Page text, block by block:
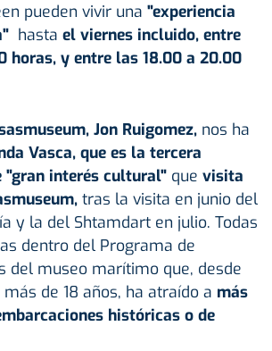
pueden vivir una "experiencia
hasta el viernes incluido, entre
horas, y entre las 18.00 a 20.00
Jon Ruigomez, nos ha
Vasca, que es la tercera
"gran interés cultural" que visita
tras la visita en junio del
y la del Shtamdart en julio. Todas
dentro del Programa de
del museo marítimo que, desde
de 18 años, ha atraído a más
históricas o de